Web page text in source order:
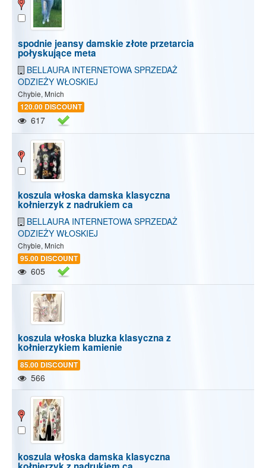
spodnie jeansy damskie złote przetarcia
połyskujące meta
BELLAURA INTERNETOWA SPRZEDAŻ
ODZIEŻY WŁOSKIEJ
Chybie, Mnich
120.00 DISCOUNT
617
koszula włoska damska klasyczna
kołnierzyk z nadrukiem ca
BELLAURA INTERNETOWA SPRZEDAŻ
ODZIEŻY WŁOSKIEJ
Chybie, Mnich
95.00 DISCOUNT
605
koszula włoska bluzka klasyczna z
kołnierzykiem kamienie
85.00 DISCOUNT
566
koszula włoska damska klasyczna